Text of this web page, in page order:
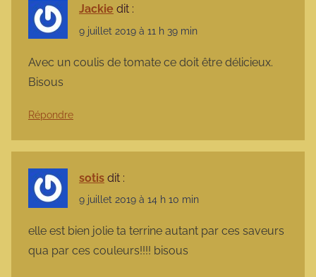
Jackie dit :
9 juillet 2019 à 11 h 39 min
Avec un coulis de tomate ce doit être délicieux.
Bisous
Répondre
sotis dit :
9 juillet 2019 à 14 h 10 min
elle est bien jolie ta terrine autant par ces saveurs
qua par ces couleurs!!!! bisous